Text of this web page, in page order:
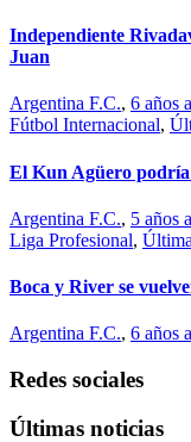
Independiente
Juan
Argentina F.C., 6 años
Fútbol Internacional,
El Kun Agüero
Argentina F.C., 5 años
Liga Profesional,
Boca y River se
Argentina F.C., 6 años
Redes sociales
Últimas noticias